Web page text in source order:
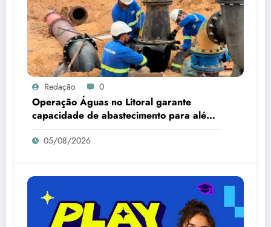
Redação 0
Operação Águas no Litoral garante
capacidade de abastecimento para além
da alta temporada
05/08/2026